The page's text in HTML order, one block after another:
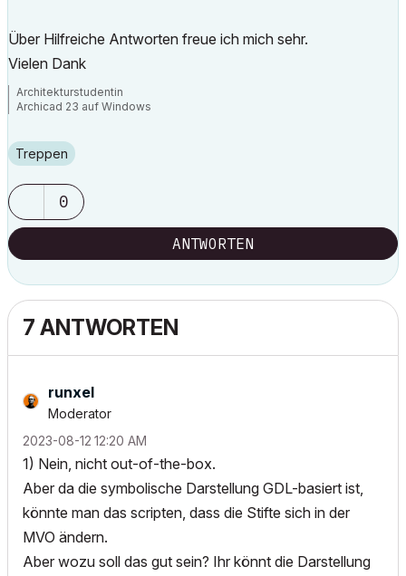
Über Hilfreiche Antworten freue ich mich sehr.
Vielen Dank
Architekturstudentin
Archicad 23 auf Windows
Treppen
0
ANTWORTEN
7 ANTWORTEN
runxel
Moderator
‎2023-08-12 12:20 AM
1) Nein, nicht out-of-the-box.
Aber da die symbolische Darstellung GDL-basiert ist,
könnte man das scripten, dass die Stifte sich in der
MVO ändern.
Aber wozu soll das gut sein? Ihr könnt die Darstellung